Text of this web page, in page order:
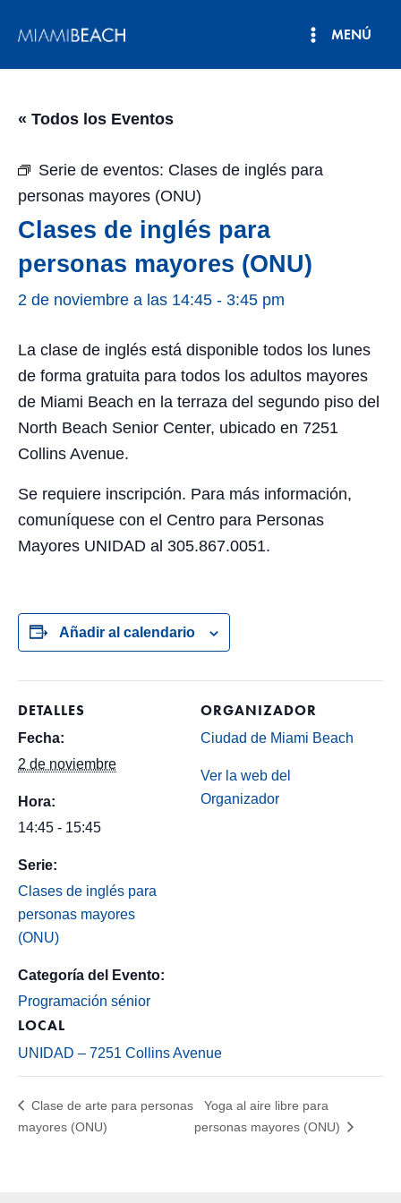
MENÚ
« Todos los Eventos
Serie de eventos: Clases de inglés para
personas mayores (ONU)
Clases de inglés para
personas mayores (ONU)
2 de noviembre a las 14:45 - 3:45 pm
La clase de inglés está disponible todos los lunes
de forma gratuita para todos los adultos mayores
de Miami Beach en la terraza del segundo piso del
North Beach Senior Center, ubicado en 7251
Collins Avenue.
Se requiere inscripción. Para más información,
comuníquese con el Centro para Personas
Mayores UNIDAD al 305.867.0051.
Añadir al calendario
DETALLES
Fecha:
2 de noviembre
Hora:
14:45 - 15:45
Serie:
Clases de inglés para
personas mayores
(ONU)
Categoría del Evento:
Programación sénior
LOCAL
UNIDAD – 7251 Collins Avenue
ORGANIZADOR
Ciudad de Miami Beach
Ver la web del
Organizador
Clase de arte para personas
mayores (ONU)
Yoga al aire libre para
personas mayores (ONU)